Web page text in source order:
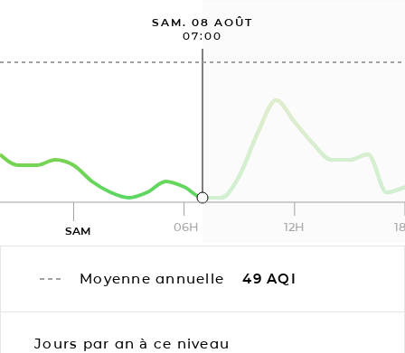
SAM. 08 AOÛT
07:00
SAM 06H 12H
Moyenne annuelle 49 AQI
Jours par an à ce niveau